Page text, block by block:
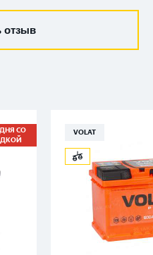
отзыв
СО
VOLAT